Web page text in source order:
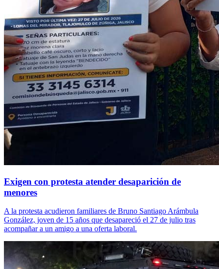
Exigen con protesta atender desaparición de
menores
A la protesta acudieron familiares de Bruno Santiago Arámbula
González, joven de 15 años que desapareció el 27 de julio tras
acompañar a un amigo a una oferta laboral.